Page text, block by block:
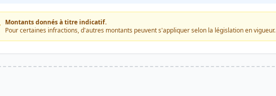
Montants donnés à titre indicatif.
Pour certaines infractions, d'autres montants peuvent s'appliquer selon la législation en vigueur.